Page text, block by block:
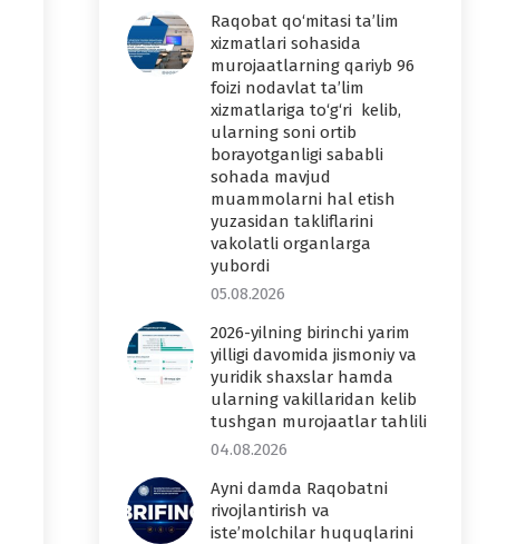
Raqobat qo‘mitasi ta’lim
xizmatlari sohasida
murojaatlarning qariyb 96
foizi nodavlat ta’lim
xizmatlariga to‘g‘ri kelib,
ularning soni ortib
borayotganligi sababli
sohada mavjud
muammolarni hal etish
yuzasidan takliflarini
vakolatli organlarga
yubordi
05.08.2026
2026-yilning birinchi yarim
yilligi davomida jismoniy va
yuridik shaxslar hamda
ularning vakillaridan kelib
tushgan murojaatlar tahlili
04.08.2026
Ayni damda Raqobatni
rivojlantirish va
iste’molchilar huquqlarini